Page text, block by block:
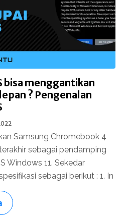
bisa menggantikan
? Pengenalan
Samsung Chromebook 4
sebagai pendamping
Windows 11. Sekedar
sebagai berikut : 1. In